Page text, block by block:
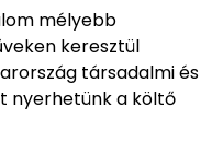
mélyebb
keresztül
társadalmi és
nyerhetünk a költő